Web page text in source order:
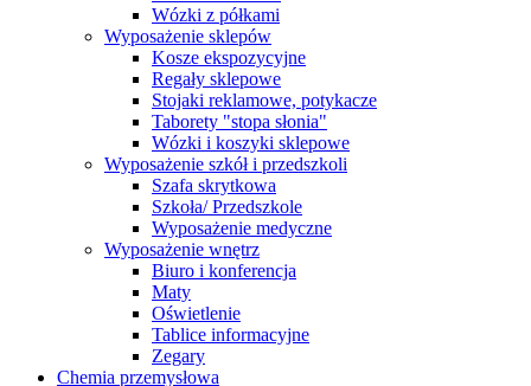
Wózki z półkami
Wyposażenie sklepów
Kosze ekspozycyjne
Regały sklepowe
Stojaki reklamowe, potykacze
Taborety "stopa słonia"
Wózki i koszyki sklepowe
Wyposażenie szkół i przedszkoli
Szafa skrytkowa
Szkoła/ Przedszkole
Wyposażenie medyczne
Wyposażenie wnętrz
Biuro i konferencja
Maty
Oświetlenie
Tablice informacyjne
Zegary
Chemia przemysłowa